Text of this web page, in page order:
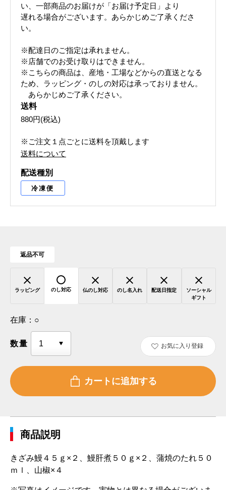
い、一部商品のお届けが「お届け予定日」より
遅れる場合がございます。あらかじめご了承くださ
い。
※配達日のご指定は承れません。
※店舗でのお受け取りはできません。
※こちらの商品は、産地・工場などからの直送となる
ため、ラッピング・のしの対応は承っておりません。
あらかじめご了承ください。
送料
880円(税込)
※ご注文１点ごとに送料を頂戴します
送料について
配送種別
冷凍便
返品不可
ラッピング のし対応 仏のし対応 のし名入れ 配送日指定
ソーシャル
ギフト
在庫： ○
数量 お気に入り登録
商品説明
きざみ鰻４５ｇ×２、鰻肝煮５０ｇ×２、蒲焼のたれ５０
ｍｌ、山椒×４